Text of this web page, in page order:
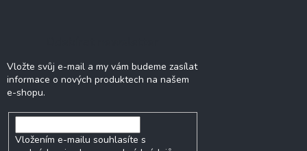
Vložte svůj e-mail a my vám budeme zasílat
informace o nových produktech na našem
e-shopu.
Vložením e-mailu souhlasíte s